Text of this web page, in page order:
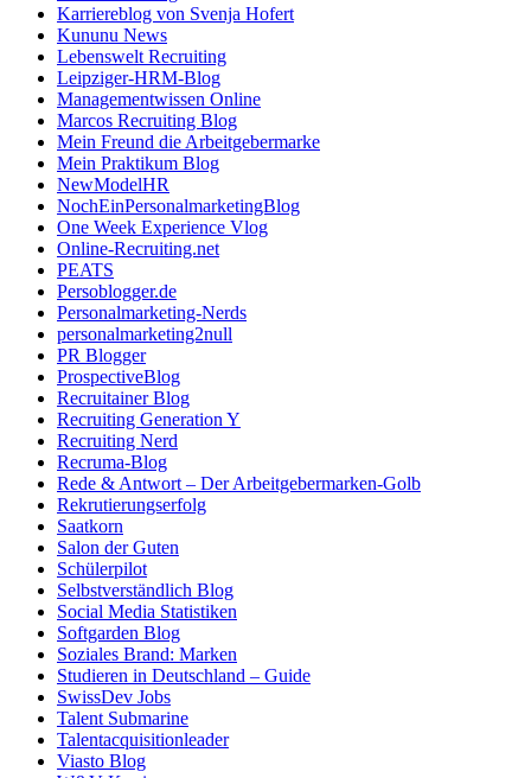
Karriereblog von Svenja Hofert
Kununu News
Lebenswelt Recruiting
Leipziger-HRM-Blog
Managementwissen Online
Marcos Recruiting Blog
Mein Freund die Arbeitgebermarke
Mein Praktikum Blog
NewModelHR
NochEinPersonalmarketingBlog
One Week Experience Vlog
Online-Recruiting.net
PEATS
Persoblogger.de
Personalmarketing-Nerds
personalmarketing2null
PR Blogger
ProspectiveBlog
Recruitainer Blog
Recruiting Generation Y
Recruiting Nerd
Recruma-Blog
Rede & Antwort – Der Arbeitgebermarken-Golb
Rekrutierungserfolg
Saatkorn
Salon der Guten
Schülerpilot
Selbstverständlich Blog
Social Media Statistiken
Softgarden Blog
Soziales Brand: Marken
Studieren in Deutschland – Guide
SwissDev Jobs
Talent Submarine
Talentacquisitionleader
Viasto Blog